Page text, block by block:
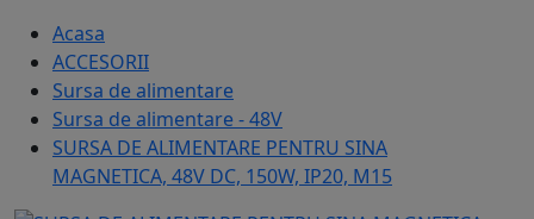
Acasa
ACCESORII
Sursa de alimentare
Sursa de alimentare - 48V
SURSA DE ALIMENTARE PENTRU SINA
MAGNETICA, 48V DC, 150W, IP20, M15